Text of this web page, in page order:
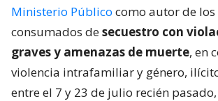
Ministerio Público como autor de
consumados desecuestro con
graves y amenazas de muerte, en
violencia intrafamiliar y género,
entre el 7 y 23 de julio recién